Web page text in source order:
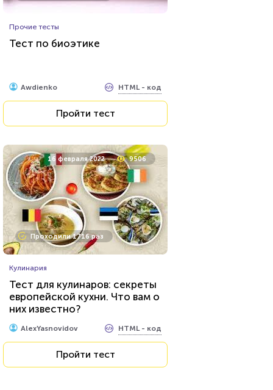
Прочие тесты
Тест по биоэтике
Awdienko HTML - код
Пройти тест
16 февраля 2022 9506
Проходили 1716 раз
Кулинария
Тест для кулинаров: секреты
европейской кухни. Что вам о
них известно?
AlexYasnovidov HTML - код
Пройти тест